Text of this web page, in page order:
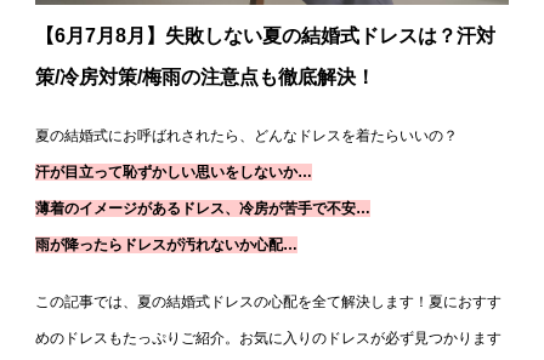
【6月7月8月】失敗しない夏の結婚式ドレスは？汗対
策/冷房対策/梅雨の注意点も徹底解決！
夏の結婚式にお呼ばれされたら、どんなドレスを着たらいいの？
汗が目立って恥ずかしい思いをしないか…
薄着のイメージがあるドレス、冷房が苦手で不安…
雨が降ったらドレスが汚れないか心配…
この記事では、夏の結婚式ドレスの心配を全て解決します！夏におすす
めのドレスもたっぷりご紹介。お気に入りのドレスが必ず見つかります